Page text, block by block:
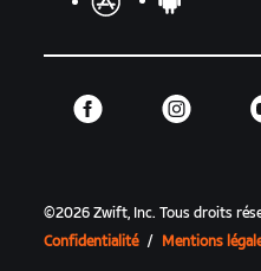
©2026 Zwift, Inc.Tous droits
Confidentialité / Mentions